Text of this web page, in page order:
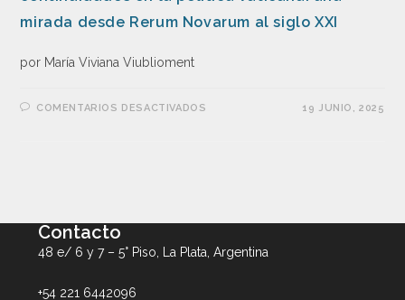
mirada desde Rerum Novarum al siglo XXI
por María Viviana Viublioment
COMENTARIOS DESACTIVADOS 19 JUNIO, 2025
Contacto
48 e/ 6 y 7 – 5° Piso, La Plata, Argentina
+54 221 6442096